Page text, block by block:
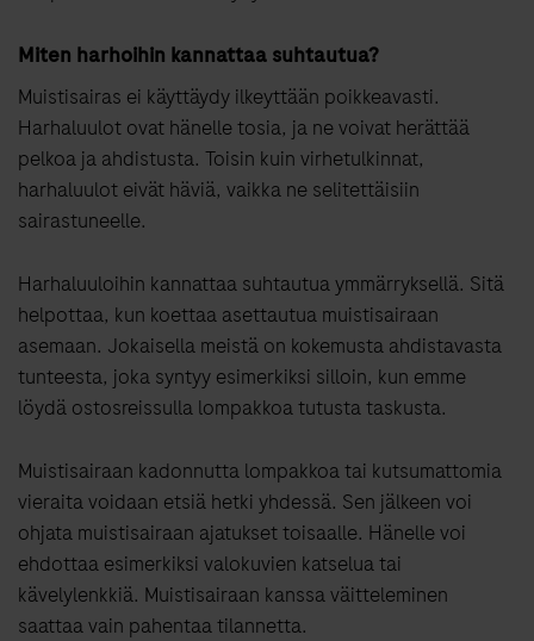
Miten harhoihin kannattaa suhtautua?
Muistisairas ei käyttäydy ilkeyttään poikkeavasti.
Harhaluulot ovat hänelle tosia, ja ne voivat herättää
pelkoa ja ahdistusta. Toisin kuin virhetulkinnat,
harhaluulot eivät häviä, vaikka ne selitettäisiin
sairastuneelle.
Harhaluuloihin kannattaa suhtautua ymmärryksellä. Sitä
helpottaa, kun koettaa asettautua muistisairaan
asemaan. Jokaisella meistä on kokemusta ahdistavasta
tunteesta, joka syntyy esimerkiksi silloin, kun emme
löydä ostosreissulla lompakkoa tutusta taskusta.
Muistisairaan kadonnutta lompakkoa tai kutsumattomia
vieraita voidaan etsiä hetki yhdessä. Sen jälkeen voi
ohjata muistisairaan ajatukset toisaalle. Hänelle voi
ehdottaa esimerkiksi valokuvien katselua tai
kävelylenkkiä. Muistisairaan kanssa väitteleminen
saattaa vain pahentaa tilannetta.